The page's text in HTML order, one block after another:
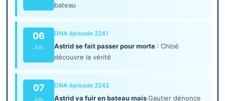
bateau
06
JUIL
DNA épisode 2241
Astrid se fait passer pour morte : Chloé
découvre la vérité
07
JUIL
DNA épisode 2242
Astrid va fuir en bateau maisGautier dénonce